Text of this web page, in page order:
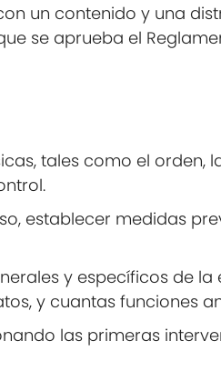
un contenido y una
se aprueba el
tales como el orden,
establecer medidas
y específicos de
y cuantas funciones
las primeras